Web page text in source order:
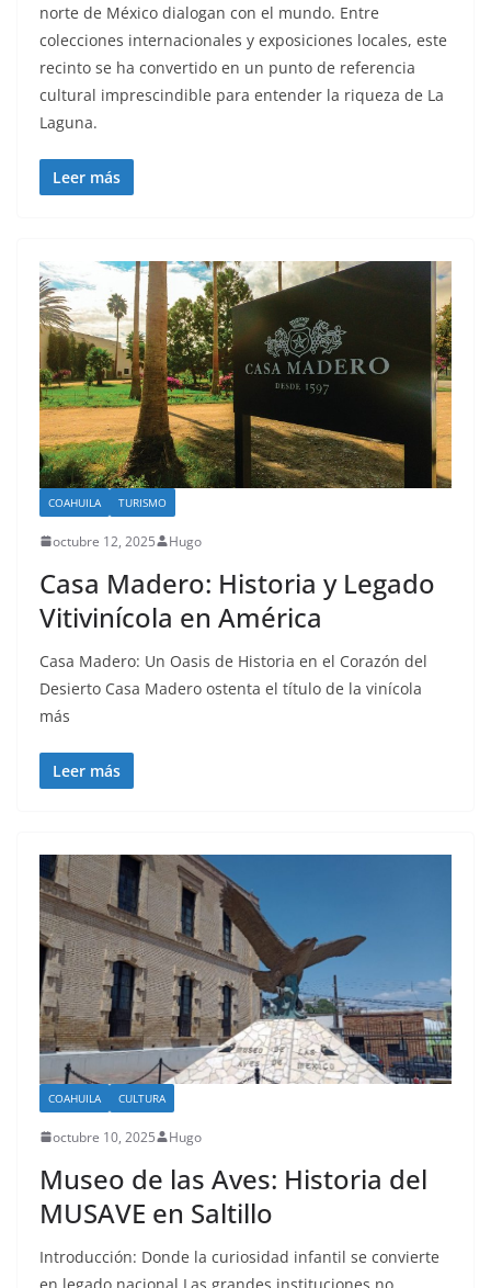
norte de México dialogan con el mundo. Entre
colecciones internacionales y exposiciones locales, este
recinto se ha convertido en un punto de referencia
cultural imprescindible para entender la riqueza de La
Laguna.
Leer más
COAHUILA TURISMO
octubre 12, 2025 Hugo
Casa Madero: Historia y Legado
Vitivinícola en América
Casa Madero: Un Oasis de Historia en el Corazón del
Desierto Casa Madero ostenta el título de la vinícola
más
Leer más
COAHUILA CULTURA
octubre 10, 2025 Hugo
Museo de las Aves: Historia del
MUSAVE en Saltillo
Introducción: Donde la curiosidad infantil se convierte